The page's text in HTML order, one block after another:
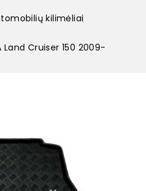
kilimėliai
Land Cruiser 150 2009-